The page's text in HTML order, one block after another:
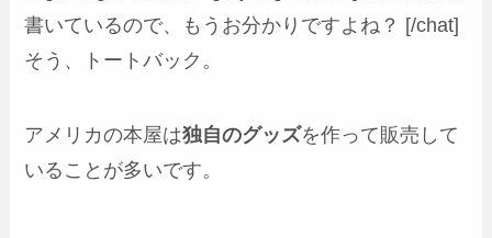
書いているので、もうお分かりですよね？ [/chat]
そう、トートバック。
アメリカの本屋は独自のグッズを作って販売して
いることが多いです。